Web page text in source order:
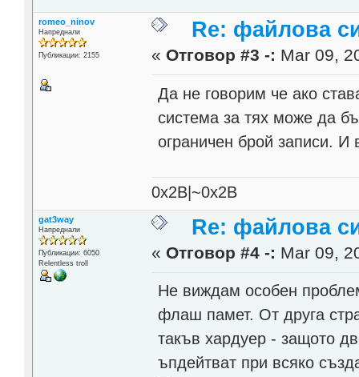
romeo_ninov
Напреднали
Публикации: 2155
Re: файлова
« Отговор #3 -: Mar 09,
Да не говорим че ако
система за тях може да
ограничен брой записи.
0x2B|~0x2B
gat3way
Напреднали
Публикации: 6050
Relentless troll
Re: файлова
« Отговор #4 -: Mar 09,
Не виждам особен
флаш памет. От друга
такъв хардуер - защото
ъпдейтват при всяко